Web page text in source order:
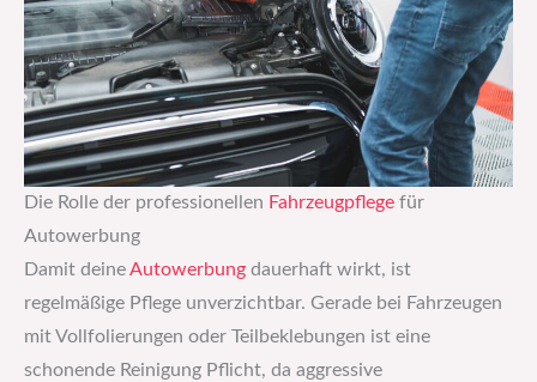
Die Rolle der professionellen Fahrzeugpflege für
Autowerbung
Damit deine Autowerbung dauerhaft wirkt, ist
regelmäßige Pflege unverzichtbar. Gerade bei Fahrzeugen
mit Vollfolierungen oder Teilbeklebungen ist eine
schonende Reinigung Pflicht, da aggressive